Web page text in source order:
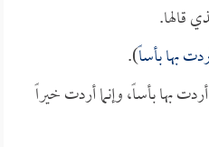
قالها.
بها بأساً).
بها بأساً، وإنما أردت خيراً